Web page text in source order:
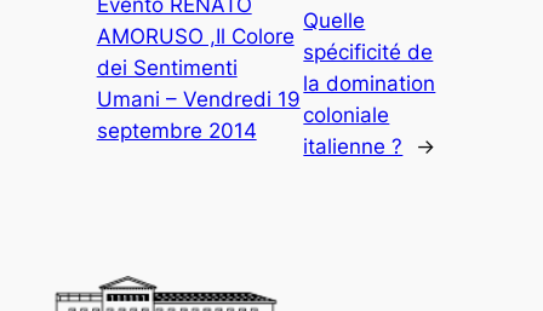
AMORUSO ,Il Colore
dei Sentimenti
Umani – Vendredi 19
septembre 2014
Quelle
spécificité de
la domination
coloniale
italienne ?
→